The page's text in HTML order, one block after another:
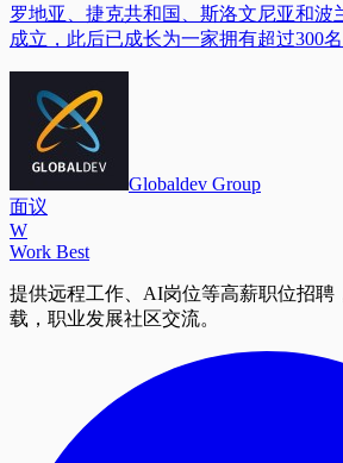
罗地亚、捷克共和国、斯洛文尼亚和波
成立，此后已成长为一家拥有超过300
Globaldev Group
面议
W
Work Best
提供远程工作、AI岗位等高薪职位招聘
载，职业发展社区交流。